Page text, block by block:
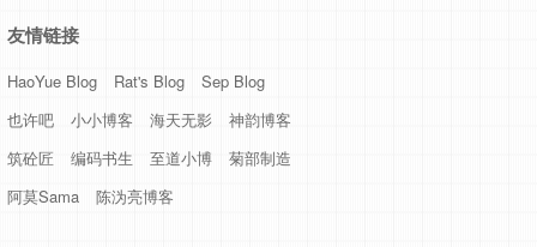
友情链接
HaoYue Blog Rat's Blog
Sep Blog
也许吧
小小博客 海天无影
神韵博客
筑砼匠
编码书生 至道小博
菊部制造
阿莫Sama
陈沩亮博客